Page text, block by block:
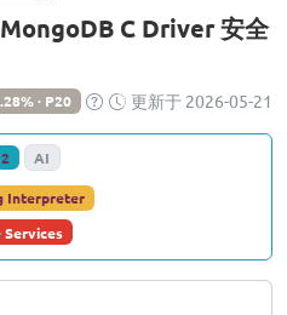
C Driver 安全
· P20 更新于 2026-05-21
2 AI
Interpreter
Services